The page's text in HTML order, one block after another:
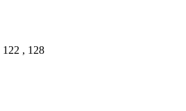
122 , 128